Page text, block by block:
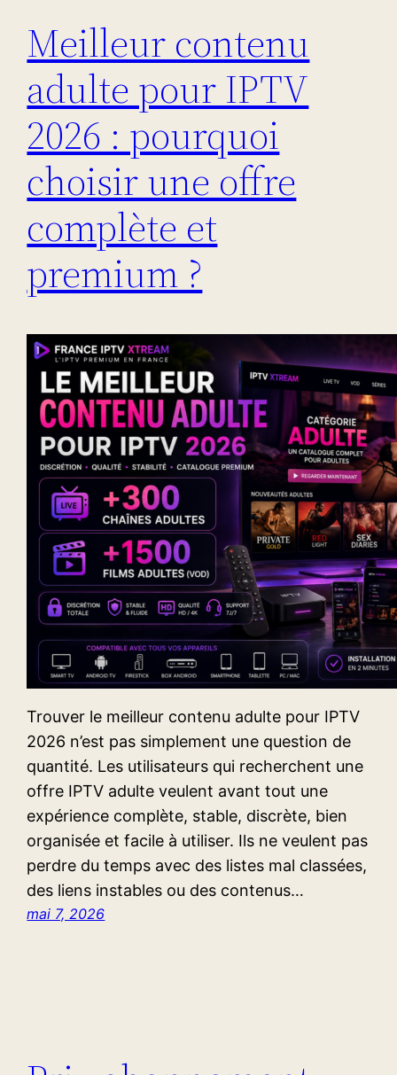
Meilleur contenu
adulte pour IPTV
2026 : pourquoi
choisir une offre
complète et
premium ?
Trouver le meilleur contenu adulte pour IPTV
2026 n’est pas simplement une question de
quantité. Les utilisateurs qui recherchent une
offre IPTV adulte veulent avant tout une
expérience complète, stable, discrète, bien
organisée et facile à utiliser. Ils ne veulent pas
perdre du temps avec des listes mal classées,
des liens instables ou des contenus…
mai 7, 2026